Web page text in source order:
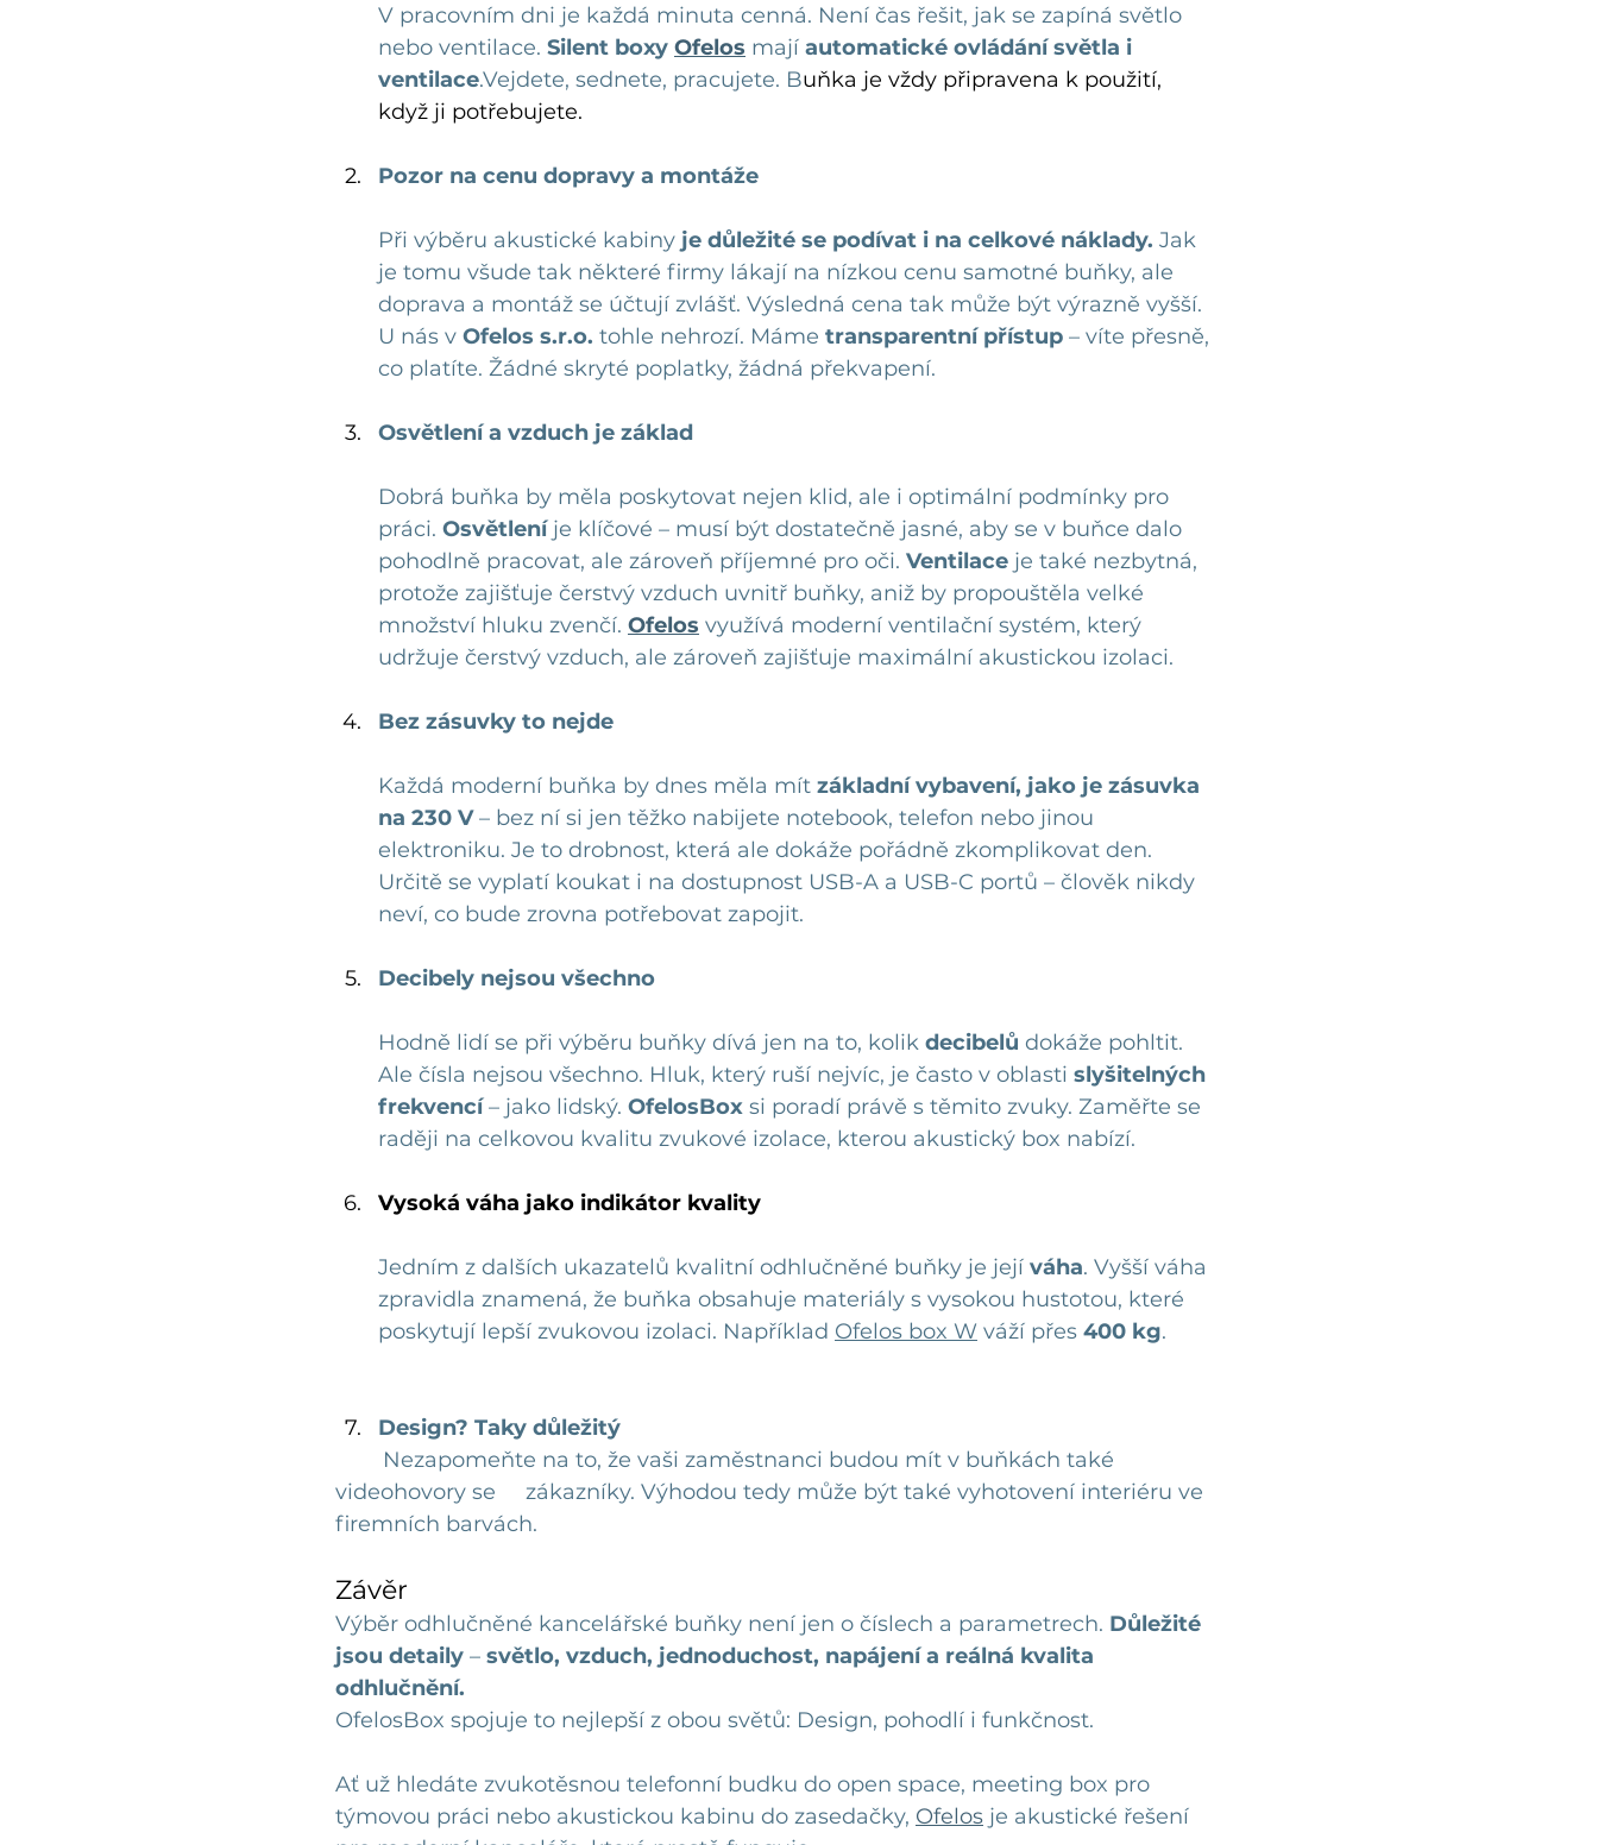
V pracovním dni je každá minuta cenná. Není čas řešit, jak se zapíná světlo
nebo ventilace. Silent boxy Ofelos mají automatické ovládání světla i
ventilace.Vejdete, sednete, pracujete. Buňka je vždy připravena k použití,
když ji potřebujete.
Pozor na cenu dopravy a montáže
Při výběru akustické kabiny je důležité se podívat i na celkové náklady. Jak
je tomu všude tak některé firmy lákají na nízkou cenu samotné buňky, ale
doprava a montáž se účtují zvlášť. Výsledná cena tak může být výrazně vyšší.
U nás v Ofelos s.r.o. tohle nehrozí. Máme transparentní přístup – víte přesně,
co platíte. Žádné skryté poplatky, žádná překvapení.
Osvětlení a vzduch je základ
Dobrá buňka by měla poskytovat nejen klid, ale i optimální podmínky pro
práci. Osvětlení je klíčové – musí být dostatečně jasné, aby se v buňce dalo
pohodlně pracovat, ale zároveň příjemné pro oči. Ventilace je také nezbytná,
protože zajišťuje čerstvý vzduch uvnitř buňky, aniž by propouštěla velké
množství hluku zvenčí. Ofelos využívá moderní ventilační systém, který
udržuje čerstvý vzduch, ale zároveň zajišťuje maximální akustickou izolaci.
Bez zásuvky to nejde
Každá moderní buňka by dnes měla mít základní vybavení, jako je zásuvka
na 230 V – bez ní si jen těžko nabijete notebook, telefon nebo jinou
elektroniku. Je to drobnost, která ale dokáže pořádně zkomplikovat den.
Určitě se vyplatí koukat i na dostupnost USB-A a USB-C portů – člověk nikdy
neví, co bude zrovna potřebovat zapojit.
Decibely nejsou všechno
Hodně lidí se při výběru buňky dívá jen na to, kolik decibelů dokáže pohltit.
Ale čísla nejsou všechno. Hluk, který ruší nejvíc, je často v oblasti slyšitelných
frekvencí – jako lidský. OfelosBox si poradí právě s těmito zvuky. Zaměřte se
raději na celkovou kvalitu zvukové izolace, kterou akustický box nabízí.
Vysoká váha jako indikátor kvality
Jedním z dalších ukazatelů kvalitní odhlučněné buňky je její váha. Vyšší váha
zpravidla znamená, že buňka obsahuje materiály s vysokou hustotou, které
poskytují lepší zvukovou izolaci. Například Ofelos box W váží přes 400 kg.
Design? Taky důležitý
Nezapomeňte na to, že vaši zaměstnanci budou mít v buňkách také
videohovory se 	zákazníky. Výhodou tedy může být také vyhotovení interiéru ve
firemních barvách.
Závěr
Výběr odhlučněné kancelářské buňky není jen o číslech a parametrech. Důležité
jsou detaily – světlo, vzduch, jednoduchost, napájení a reálná kvalita
odhlučnění.
OfelosBox spojuje to nejlepší z obou světů: Design, pohodlí i funkčnost.
Ať už hledáte zvukotěsnou telefonní budku do open space, meeting box pro
týmovou práci nebo akustickou kabinu do zasedačky, Ofelos je akustické řešení